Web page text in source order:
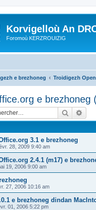
Korvigelloù An
Foromoù KERZROUIZIG
e brezhoneg Troidigezh
e brezhoneg
3.1 e brezhoneg
28, 2009 9:40 am
2.4.1 (m17) e
19, 2006 9:00 am
27, 2006 10:16 am
e brezhoneg dindan
01, 2006 5:22 pm